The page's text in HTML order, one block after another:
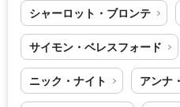
シャーロット・ブロンテ
サイモン・ベレスフォード
ニック・ナイト アンナ